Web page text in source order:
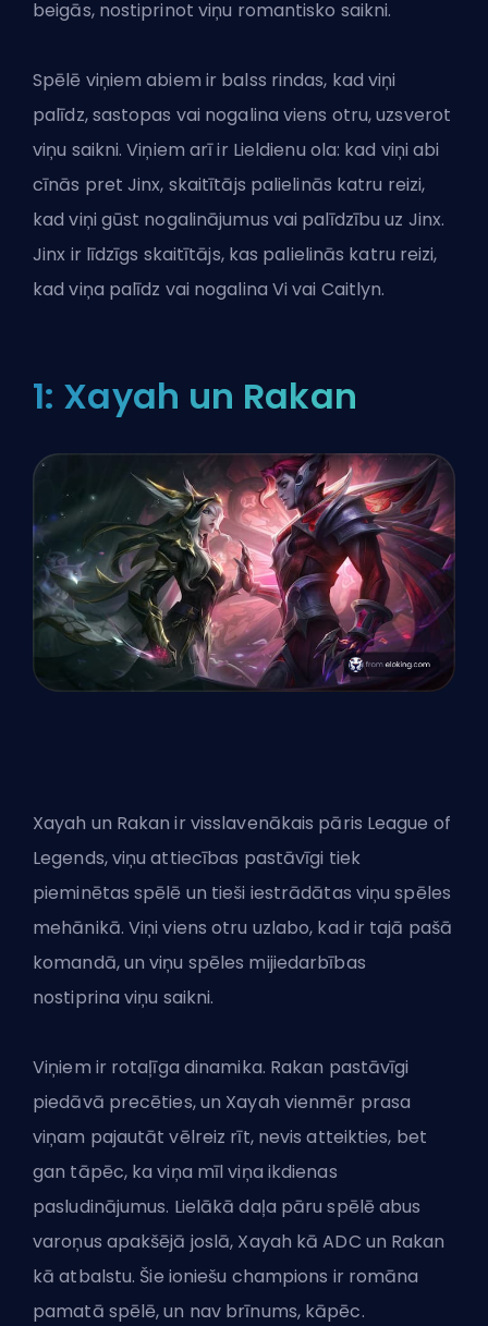
beigās, nostiprinot viņu romantisko saikni.
Spēlē viņiem abiem ir balss rindas, kad viņi
palīdz, sastopas vai nogalina viens otru, uzsverot
viņu saikni. Viņiem arī ir Lieldienu ola: kad viņi abi
cīnās pret Jinx, skaitītājs palielinās katru reizi,
kad viņi gūst nogalinājumus vai palīdzību uz Jinx.
Jinx ir līdzīgs skaitītājs, kas palielinās katru reizi,
kad viņa palīdz vai nogalina Vi vai Caitlyn.
1: Xayah un Rakan
Xayah un Rakan ir visslavenākais pāris League of
Legends, viņu attiecības pastāvīgi tiek
pieminētas spēlē un tieši iestrādātas viņu spēles
mehānikā. Viņi viens otru uzlabo, kad ir tajā pašā
komandā, un viņu spēles mijiedarbības
nostiprina viņu saikni.
Viņiem ir rotaļīga dinamika. Rakan pastāvīgi
piedāvā precēties, un Xayah vienmēr prasa
viņam pajautāt vēlreiz rīt, nevis atteikties, bet
gan tāpēc, ka viņa mīl viņa ikdienas
pasludinājumus. Lielākā daļa pāru spēlē abus
varoņus apakšējā joslā, Xayah kā ADC un Rakan
kā atbalstu. Šie ioniešu champions ir romāna
pamatā spēlē, un nav brīnums, kāpēc.